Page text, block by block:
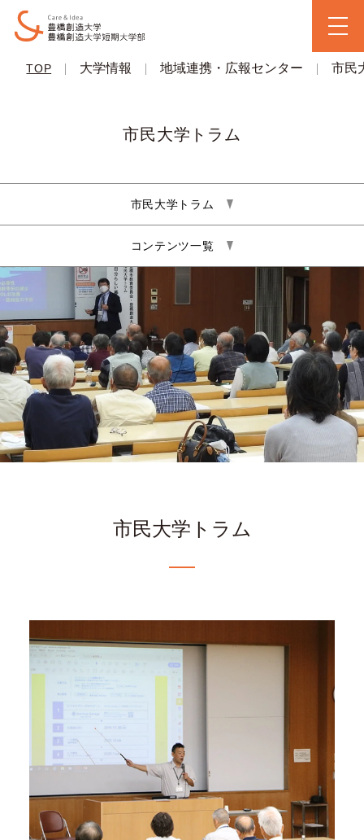
TOP | 大学情報 | 地域連携・広報センター | 市民
市民大学トラム
市民大学トラム
コンテンツ一覧
市民大学トラム